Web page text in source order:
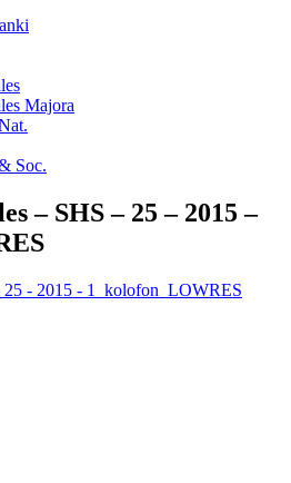
Majora
Soc.
– SHS – 25 – 2015 –
25 - 2015 - 1_kolofon_LOWRES